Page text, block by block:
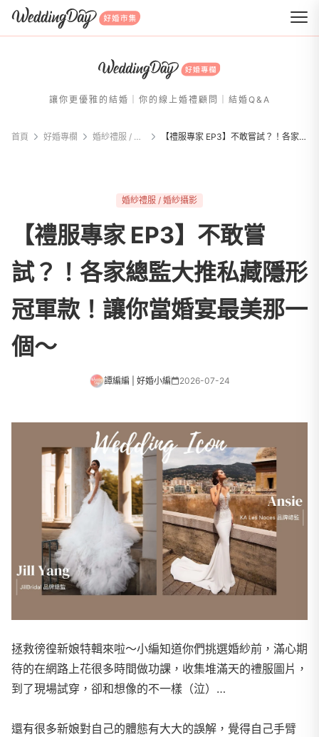
WeddingDay 好婚市集
讓你更優雅的結婚｜你的線上婚禮顧問｜結婚Q&A
首頁 好婚專欄 婚紗禮服 / 婚紗攝影 【禮服專家 EP3】不敢嘗試？！各家總監大推私藏隱形冠軍款！讓你當婚宴最美那一個～
婚紗禮服 / 婚紗攝影
【禮服專家 EP3】不敢嘗
試？！各家總監大推私藏隱形
冠軍款！讓你當婚宴最美那一
個～
譚編編 | 好婚小編 2026-07-24
拯救徬徨新娘特輯來啦～小編知道你們挑選婚紗前，滿心期
待的在網路上花很多時間做功課，收集堆滿天的禮服圖片，
到了現場試穿，卻和想像的不一樣（泣）…
還有很多新娘對自己的體態有大大的誤解，覺得自己手臂